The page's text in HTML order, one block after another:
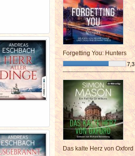
Forgetting You: Hunters
7,3
¯¯¯¯¯¯¯¯¯¯¯¯¯¯¯¯¯¯¯¯¯¯¯¯
Das kalte Herz von Oxford